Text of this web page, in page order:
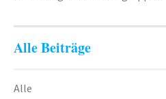
Alle Beiträge
Alle